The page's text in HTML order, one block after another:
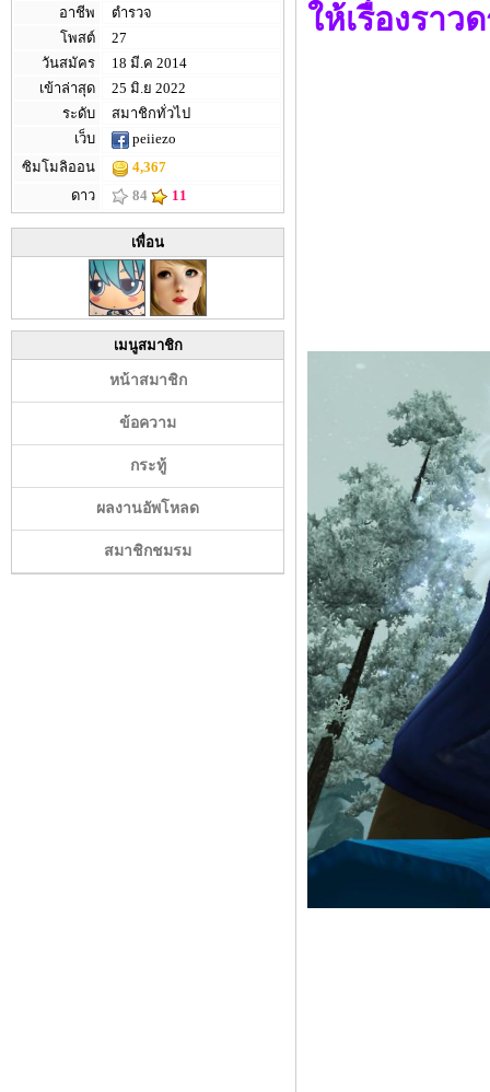
อาชีพ
ตำรวจ
โพสต์
27
วันสมัคร
18 มี.ค 2014
เข้าล่าสุด
25 มิ.ย 2022
ระดับ
สมาชิกทั่วไป
เว็บ
peiiezo
ซิมโมลิออน
4,367
ดาว
84 11
เพื่อน
เมนูสมาชิก
หน้าสมาชิก
ข้อความ
กระทู้
ผลงานอัพโหลด
สมาชิกชมรม
ให้เรื่องรา